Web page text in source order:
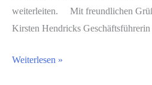
gemäß
§
NFAG
weiterleiten. Mit freundlichen
Kirsten Hendricks
NST-
Weiterlesen »